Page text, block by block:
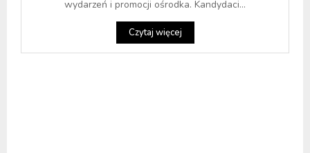
wydarzeń i promocji ośrodka. Kandydaci...
Czytaj więcej